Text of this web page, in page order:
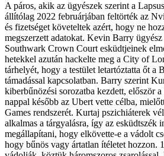
A páros, akik az ügyészek szerint a
állítólag 2022 februárjában feltörték az
és fizetséget követeltek azért, hogy ne
megszerzett adatokat. Kevin Barry
Southwark Crown Court esküdtjeinek
hetekkel azután hackelte meg a City of
tárhelyét, hogy a testület letartóztatta őt a
támadással kapcsolatban. Barry szerint
kiberbűnözési sorozatba kezdett, először
nappal később az Ubert vette célba,
Games rendszerét. Kurtaj pszichiáterek
alkalmas a tárgyalásra, így az esküdtszék
megállapítani, hogy elkövette-e a vádolt
hogy bűnös vagy ártatlan ítéletet hozzon.